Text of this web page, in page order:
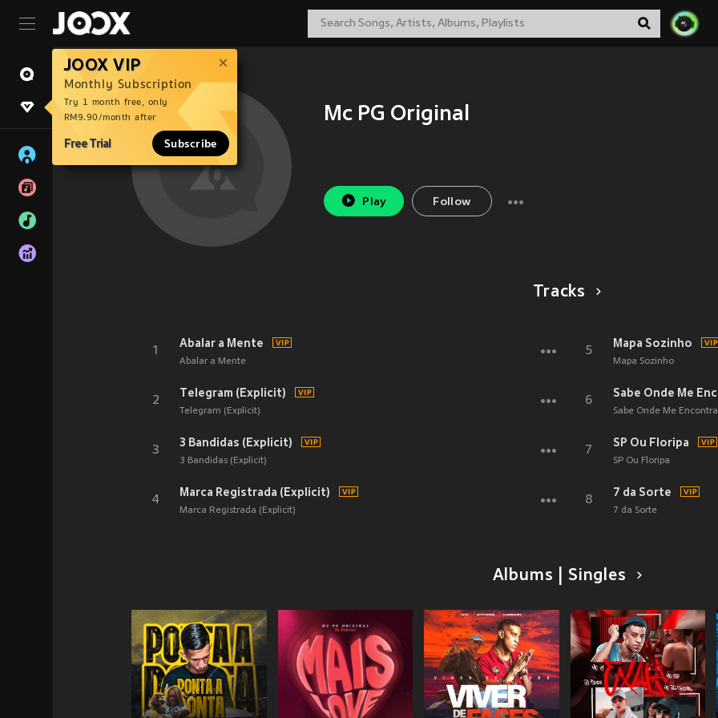
JOOX VIP
Monthly Subscription
Try 1 month free, only
RM9.90/month after
Free Trial Subscribe
Mc PG Original
Play Follow
Tracks
1
Abalar a Mente
Abalar a Mente
2
Telegram (Explicit)
Telegram (Explicit)
3
3 Bandidas (Explicit)
3 Bandidas (Explicit)
4
Marca Registrada (Explicit)
Marca Registrada (Explicit)
5
Mapa Sozinho
Mapa Sozinho
6
Sabe Onde Me
Sabe Onde Me
7
SP Ou Floripa
SP Ou Floripa
8
7 da Sorte
7 da Sorte
Albums | Singles